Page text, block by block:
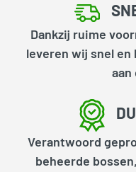
Dankzij ruime
leveren wij snel
aan
Verantwoord
beheerde